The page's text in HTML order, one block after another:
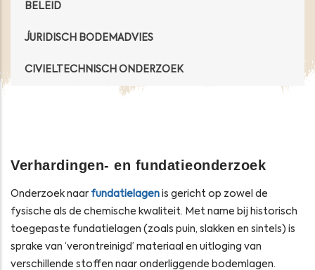
BELEID
JURIDISCH BODEMADVIES
CIVIELTECHNISCH ONDERZOEK
Verhardingen- en fundatieonderzoek
Onderzoek naar fundatielagen is gericht op zowel de
fysische als de chemische kwaliteit. Met name bij historisch
toegepaste fundatielagen (zoals puin, slakken en sintels) is
sprake van ‘verontreinigd’ materiaal en uitloging van
verschillende stoffen naar onderliggende bodemlagen.